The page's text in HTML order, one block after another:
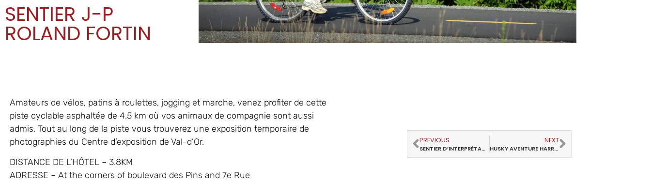
SENTIER J-P
ROLAND FORTIN
Amateurs de vélos, patins à roulettes, jogging et marche, venez profiter de cette
piste cyclable asphaltée de 4.5 km où vos animaux de compagnie sont aussi
admis. Tout au long de la piste vous trouverez une exposition temporaire de
photographies du Centre d’exposition de Val-d’Or.
DISTANCE DE L’HÔTEL – 3.8KM
ADRESSE – At the corners of boulevard des Pins and 7e Rue
PREVIOUS
SENTIER D’INTERPRÉTATION DE LA NATURE DE L’ÉCOLE BUISSONNIÈRE
NEXT
HUSKY AVENTURE HARRICANA